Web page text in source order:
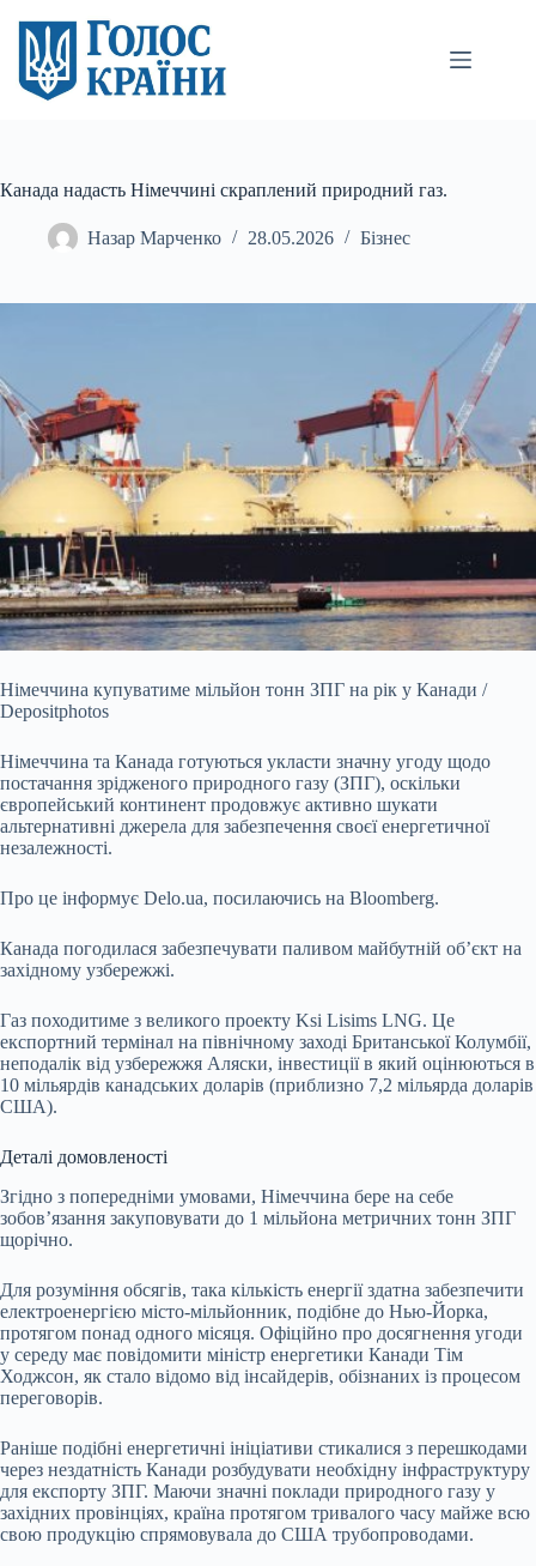
вмісту
Канада надасть Німеччині скраплений природний газ.
Назар Марченко 28.05.2026 Бізнес
Німеччина купуватиме мільйон тонн ЗПГ на рік у Канади /
Depositphotos
Німеччина та Канада готуються укласти значну угоду щодо
постачання зрідженого природного газу (ЗПГ), оскільки
європейський континент продовжує активно шукати
альтернативні джерела для забезпечення своєї енергетичної
незалежності.
Про це інформує Delo.ua, посилаючись на Bloomberg.
Канада погодилася забезпечувати паливом майбутній об’єкт на
західному узбережжі.
Газ походитиме з великого проекту Ksi Lisims LNG. Це
експортний термінал на північному заході Британської Колумбії,
неподалік від узбережжя Аляски, інвестиції в який оцінюються в
10 мільярдів канадських доларів (приблизно 7,2 мільярда доларів
США).
Деталі домовленості
Згідно з попередніми умовами, Німеччина бере на себе
зобов’язання закуповувати до 1 мільйона метричних тонн ЗПГ
щорічно.
Для розуміння обсягів, така кількість енергії здатна забезпечити
електроенергією місто-мільйонник, подібне до Нью-Йорка,
протягом понад одного місяця. Офіційно про досягнення угоди
у середу має повідомити міністр енергетики Канади Тім
Ходжсон, як стало відомо від інсайдерів, обізнаних із процесом
переговорів.
Раніше подібні енергетичні ініціативи стикалися з перешкодами
через нездатність Канади розбудувати необхідну інфраструктуру
для експорту ЗПГ. Маючи значні поклади природного газу у
західних провінціях, країна протягом тривалого часу майже всю
свою продукцію спрямовувала до США трубопроводами.